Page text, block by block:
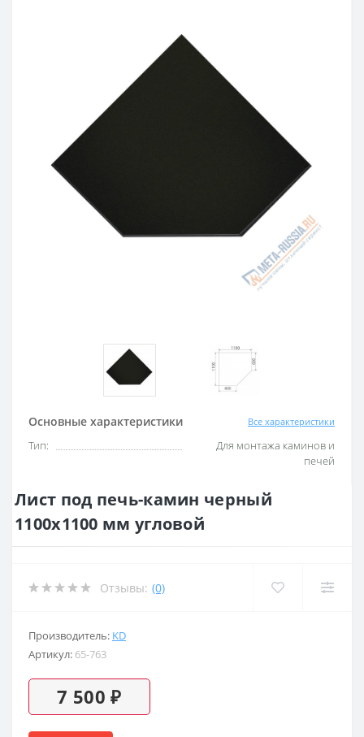
Основные характеристики Все характеристики
Тип:
Для монтажа каминов и
печей
Лист под печь-камин черный
1100х1100 мм угловой
Отзывы: (0)
Производитель: KD
Артикул: 65-763
7 500 ₽